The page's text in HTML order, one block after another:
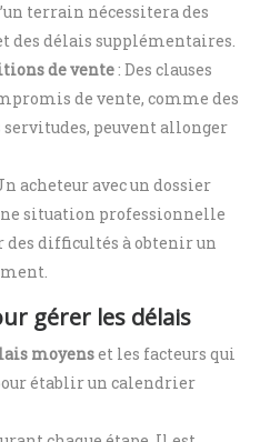
terrain nécessitera des
des délais supplémentaires.
de vente: Des clauses
de vente, comme des
servitudes, peuvent allonger
acheteur avec un dossier
situation professionnelle
difficultés à obtenir un
gérer les délais
moyenset les facteurs qui
établir un calendrier